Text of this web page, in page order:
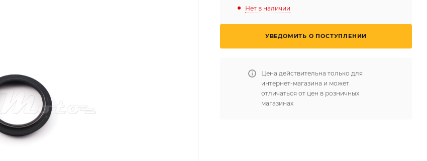
Нет в наличии
УВЕДОМИТЬ О ПОСТУПЛЕНИИ
Цена действительна только для
интернет-магазина и может
отличаться от цен в розничных
магазинах